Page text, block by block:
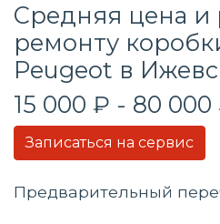
Средняя цена и
ремонту
Peugeot в
15 000 ₽ - 80 000
Записаться на сервис
Предварительный